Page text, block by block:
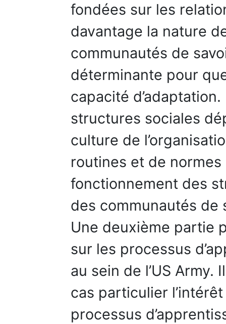
fondées sur les
davantage la nature
communautés de
déterminante pour
capacité
structures sociales
culture de
routines et de
fonctionnement des
des communautés de
Une deuxième partie
sur les processus
au sein de l’US Army.
cas particulier
processus